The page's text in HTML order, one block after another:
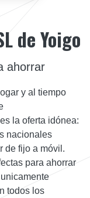
de Yoigo
ahorrar
y al tiempo
la oferta idónea:
nacionales
de fijo a móvil.
para ahorrar
todos los